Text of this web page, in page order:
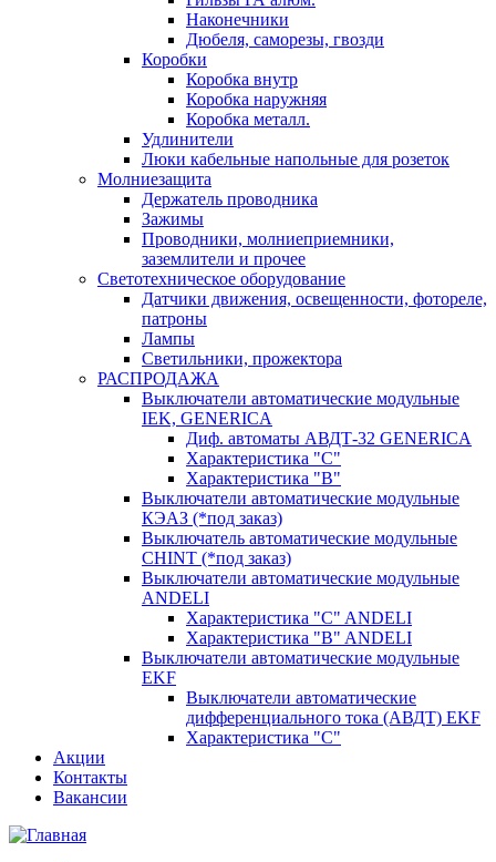
Наконечники
Дюбеля, саморезы, гвозди
Коробки
Коробка внутр
Коробка наружняя
Коробка металл.
Удлинители
Люки кабельные напольные для розеток
Молниезащита
Держатель проводника
Зажимы
Проводники, молниеприемники,
заземлители и прочее
Светотехническое оборудование
Датчики движения, освещенности, фотореле,
патроны
Лампы
Светильники, прожектора
РАСПРОДАЖА
Выключатели автоматические модульные
IEK, GENERICA
Диф. автоматы АВДТ-32 GENERICA
Характеристика "С"
Характеристика "В"
Выключатели автоматические модульные
КЭАЗ (*под заказ)
Выключатель автоматические модульные
CHINT (*под заказ)
Выключатели автоматические модульные
ANDELI
Характеристика "C" ANDELI
Характеристика "B" ANDELI
Выключатели автоматические модульные
EKF
Выключатели автоматические
дифференциального тока (АВДТ) EKF
Характеристика "С"
Акции
Контакты
Вакансии